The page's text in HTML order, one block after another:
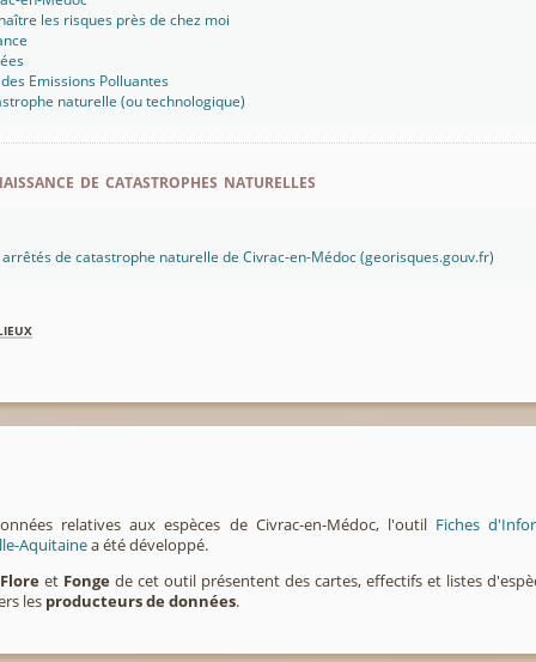
les risques près de chez moi
Emissions Polluantes
naturelle (ou technologique)
de catastrophes naturelles
de catastrophe naturelle de Civrac-en-Médoc (georisques.gouv.fr)
relatives aux espèces de Civrac-en-Médoc, l'outil Fiches
Aquitainea été développé.
Flore et Fonge de cet outil présentent des cartes, effectifs et listes
les producteurs de données.